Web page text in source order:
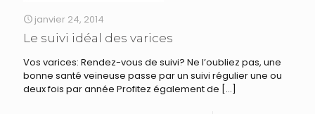
janvier 24, 2014
Le suivi idéal des varices
Vos varices: Rendez-vous de suivi? Ne l’oubliez pas, une
bonne santé veineuse passe par un suivi régulier une ou
deux fois par année Profitez également de […]